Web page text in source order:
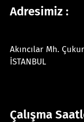
Adresimiz :
Akıncılar Mh.
İSTANBUL
Çalışma